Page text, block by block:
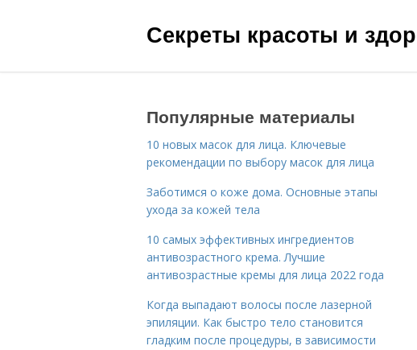
Секреты красоты и
Популярные материалы
10 новых масок для лица. Ключевые
рекомендации по выбору масок для лица
Заботимся о коже дома. Основные этапы
ухода за кожей тела
10 самых эффективных ингредиентов
антивозрастного крема. Лучшие
антивозрастные кремы для лица 2022 года
Когда выпадают волосы после лазерной
эпиляции. Как быстро тело становится
гладким после процедуры, в зависимости